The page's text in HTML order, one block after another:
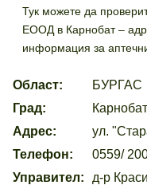
Тук можете да
ЕООД в Карнобат –
информация за
Област:
БУРГАС
Град:
Карнобат
Адрес:
ул.
Телефон:
0559/
Управител:
д-р